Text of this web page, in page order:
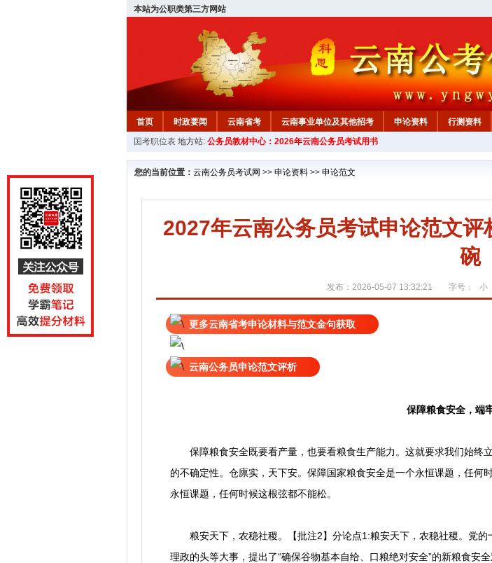
本站为公职类第三方网站
首页 时政要闻 云南省考 云南事业单位及其他招考 申论资料 行测资料
国考职位表 地方站: 公务员教材中心：2026年云南公务员考试用书
您的当前位置： 云南公务员考试网 >> 申论资料 >> 申论范文
2027年云南公务员考试申论范文
碗
发布：2026-05-07 13:32:21 字号： 小
更多云南省考申论材料与范文金句获取
云南公务员申论范文评析
保障粮食安全，端
保障粮食安全既要看产量，也要看粮食生产能力。这就要求我们始终
的不确定性。仓廪实，天下安。保障国家粮食安全是一个永恒课题，任
永恒课题，任何时候这根弦都不能松。
粮安天下，农稳社稷。【批注2】分论点1:粮安天下，农稳社稷。党的
理政的头等大事，提出了“确保谷物基本自给、口粮绝对安全”的新粮食安